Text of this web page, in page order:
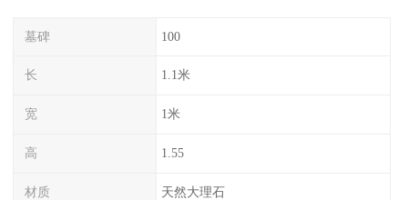
墓碑 100
长 1.1米
宽 1米
高 1.55
材质 天然大理石